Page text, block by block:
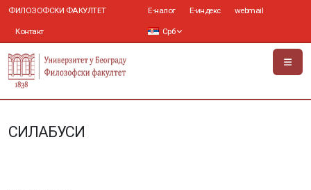
ФИЛОЗОФСКИ ФАКУЛТЕТ
Контакт
Е-налог Е-индекс webmail
Срб
СИЛАБУСИ